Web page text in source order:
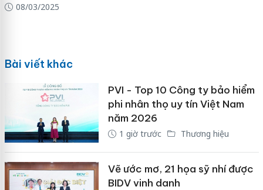
08/03/2025
Bài viết khác
PVI - Top 10 Công ty bảo hiểm
phi nhân thọ uy tín Việt Nam
năm 2026
1 giờ trước Thương hiệu
Vẽ ước mơ, 21 họa sỹ nhí được
BIDV vinh danh